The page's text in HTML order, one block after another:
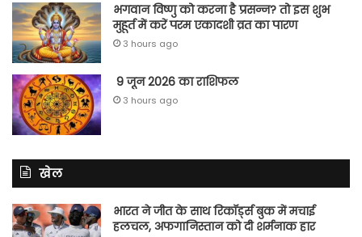
भगवान विष्णु को करना है प्रसन्न? तो इस शुभ
मुहूर्त में करें परम एकादशी व्रत का पारण
3 hours ago
9 जून 2026 का राशिफल
3 hours ago
खेल
भारत ने जीत के साथ रिकॉर्ड्स बुक में मचाई
हलचल, अफगानिस्तान को दी शर्मनाक हार